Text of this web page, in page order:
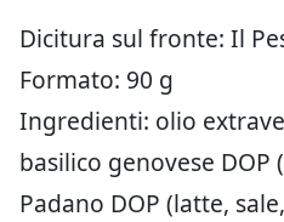
Dicitura sul fronte: Il
Formato: 90 g
Ingredienti: olio
basilico genovese DOP
Padano DOP (latte,